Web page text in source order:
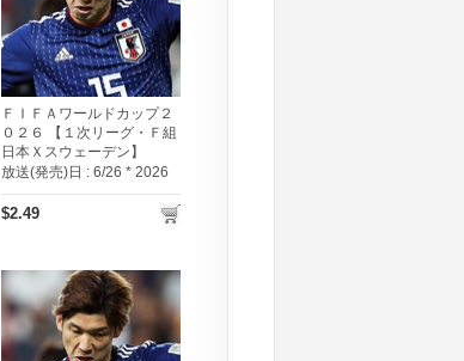
ＦＩＦＡワールドカップ２
０２６ 【１次リーグ・Ｆ組
日本Ｘスウェーデン】
放送(発売)日 : 6/26 * 2026
$2.49